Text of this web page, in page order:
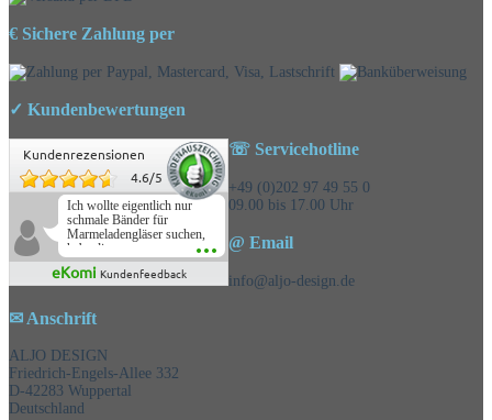
€ Sichere Zahlung per
✓ Kundenbewertungen
Kundenrezensionen
4.6/5
Ich wollte eigentlich nur
schmale Bänder für
Marmeladengläser suchen,
habe die
Überraschungsbänder
mitbestellt und war positiv
eKomi Kundenfeedback
☏ Servicehotline
+49 (0)202 97 49 55 0
09.00 bis 17.00 Uhr
@ Email
info@aljo-design.de
✉ Anschrift
ALJO DESIGN
Friedrich-Engels-Allee 332
D-42283 Wuppertal
Deutschland